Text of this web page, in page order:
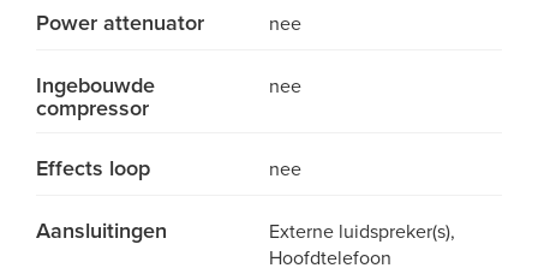
Power attenuator nee
Ingebouwde
compressor
nee
Effects loop nee
Aansluitingen
Externe luidspreker(s),
Hoofdtelefoon